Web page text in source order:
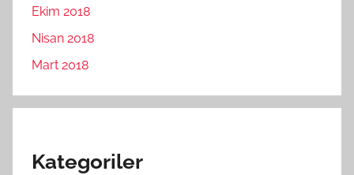
Ekim 2018
Nisan 2018
Mart 2018
Kategoriler